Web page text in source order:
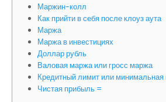
Маржин-колл
Как прийти в себя после клоуз аута
Маржа
Маржа в инвестициях
Доллар рубль
Валовая маржа или гросс маржа
Кредитный лимит или
Чистая прибыль =